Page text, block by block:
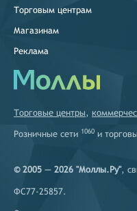
Торговым центрам
Магазинам
Реклама
Торговые центры,
Розничные сети 1060 и
© 2005 — 2026 "Моллы.Ру",
ФС77-25857.